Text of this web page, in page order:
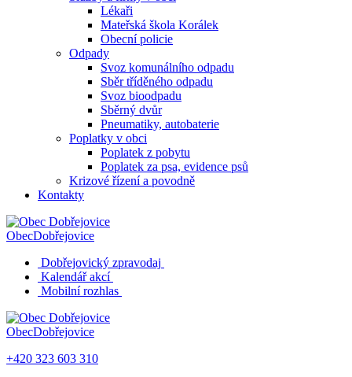
Lékaři
Mateřská škola Korálek
Obecní policie
Odpady
Svoz komunálního odpadu
Sběr tříděného odpadu
Svoz bioodpadu
Sběrný dvůr
Pneumatiky, autobaterie
Poplatky v obci
Poplatek z pobytu
Poplatek za psa, evidence psů
Krizové řízení a povodně
Kontakty
ObecDobřejovice
Dobřejovický zpravodaj
Kalendář akcí
Mobilní rozhlas
ObecDobřejovice
+420 323 603 310